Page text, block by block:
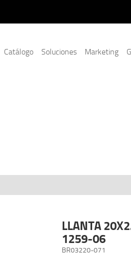
Catálogo Soluciones Marketing
LLANTA
1259-06
BR03220-071